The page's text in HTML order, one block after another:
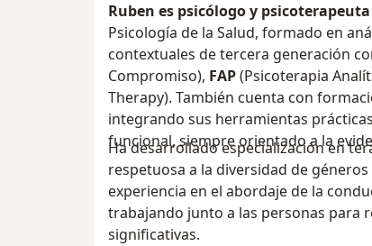
Ruben es psicólogo y psicoterapeuta
Psicología de la Salud, formado en
contextuales de tercera generación
Compromiso), FAP(Psicoterapia
Therapy). También cuenta con
integrando sus herramientas
funcional, siempre orientado a la
Ha desarrollado especialización en
respetuosa a la diversidad de
experiencia en el abordaje de la
trabajando junto a las personas para
significativas.